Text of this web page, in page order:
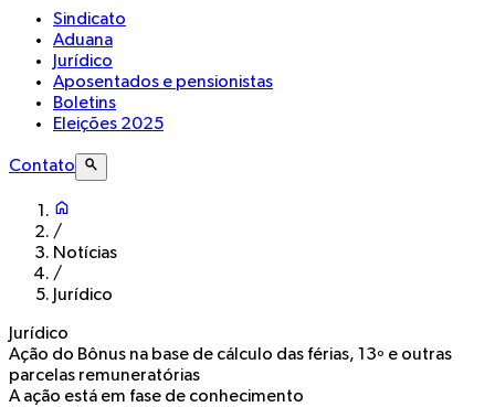
Sindicato
Aduana
Jurídico
Aposentados e pensionistas
Boletins
Eleições 2025
Contato
/
Notícias
/
Jurídico
Jurídico
Ação do Bônus na base de cálculo das férias, 13º e outras
parcelas remuneratórias
A ação está em fase de conhecimento